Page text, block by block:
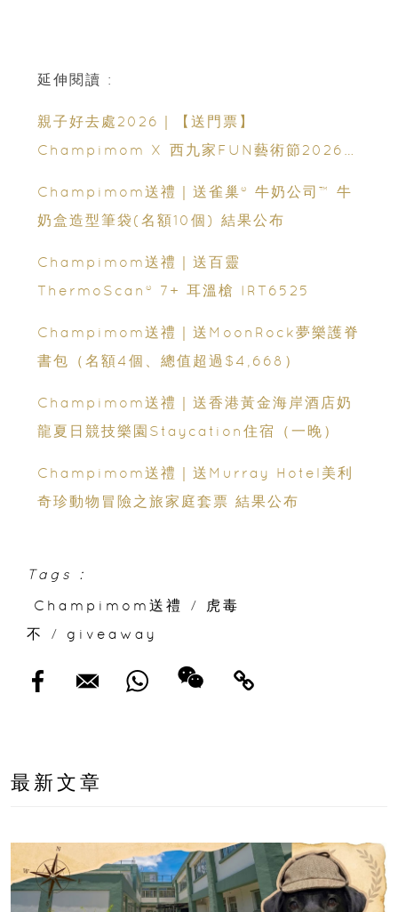
延伸閱讀 :
親子好去處2026｜【送門票】
Champimom X 西九家FUN藝術節2026｜
Champimom送禮｜送雀巢® 牛奶公司™ 牛
奶盒造型筆袋(名額10個) 結果公布
Champimom送禮｜送百靈
ThermoScan® 7+ 耳溫槍 IRT6525
Champimom送禮｜送MoonRock夢樂護脊
書包（名額4個、總值超過$4,668）
Champimom送禮｜送香港黃金海岸酒店奶
龍夏日競技樂園Staycation住宿（一晚）
Champimom送禮｜送Murray Hotel美利
奇珍動物冒險之旅家庭套票 結果公布
Tags :
Champimom送禮
/
虎毒
不
/ giveaway
最新文章